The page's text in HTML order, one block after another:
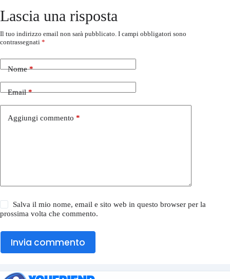
Lascia una risposta
Il tuo indirizzo email non sarà pubblicato. I campi obbligatori sono
contrassegnati *
Nome*
Email*
Aggiungi commento *
Salva il mio nome, email e sito web in questo browser per la
prossima volta che commento.
Invia commento